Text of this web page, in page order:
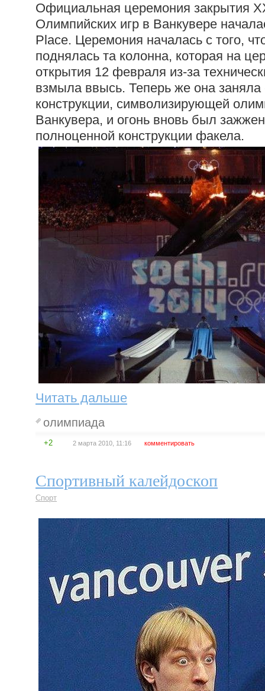
Официальная церемония закрытия
Олимпийских игр в Ванкувере
Place. Церемония началась с того,
поднялась та колонна, которая на
открытия 12 февраля из-за
взмыла ввысь. Теперь же она заняла
конструкции, символизирующей
Ванкувера, и огонь вновь был
полноценной конструкции факела.
Читать дальше
олимпиада
+2 2 марта 2010, 11:16 комментировать
Спортивный калейдоскоп
Спорт